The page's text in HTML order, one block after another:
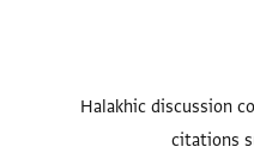
Halakhic discussion
citations